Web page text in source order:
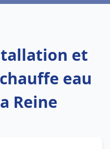
et
eau
Reine